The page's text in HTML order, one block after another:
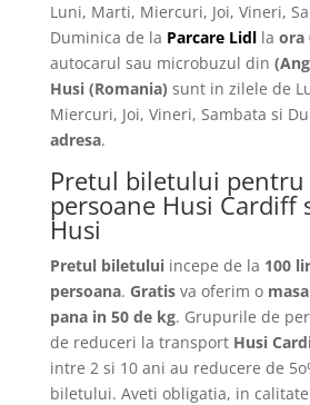
Luni, Marti, Miercuri, Joi, Vineri,
Duminica de la Parcare Lidlla ora
autocarul sau microbuzul din
Husi (Romania) sunt in zilele de
Miercuri, Joi, Vineri, Sambata si
adresa.
Pretul biletului
persoane Husi Cardiff
Husi
Pretul biletuluiincepe de la 100
persoana. Gratisva oferim o
pana in 50 de kg. Grupurile de
de reduceri la transport Husi
intre 2 si 10 ani au reducere de
biletului. Aveti obligatia, in